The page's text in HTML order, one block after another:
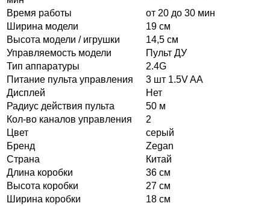
Время работы
от 20 до 30 мин
Ширина модели
19 см
Высота модели / игрушки
14,5 см
Управляемость модели
Пульт ДУ
Тип аппаратуры
2.4G
Питание пульта управления
3 шт 1.5V AA
Дисплей
Нет
Радиус действия пульта
50 м
Кол-во каналов управления
2
Цвет
серый
Бренд
Zegan
Страна
Китай
Длина коробки
36 см
Высота коробки
27 см
Ширина коробки
18 см